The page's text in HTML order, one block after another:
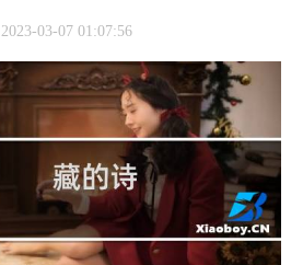
2023-03-07 01:07:56